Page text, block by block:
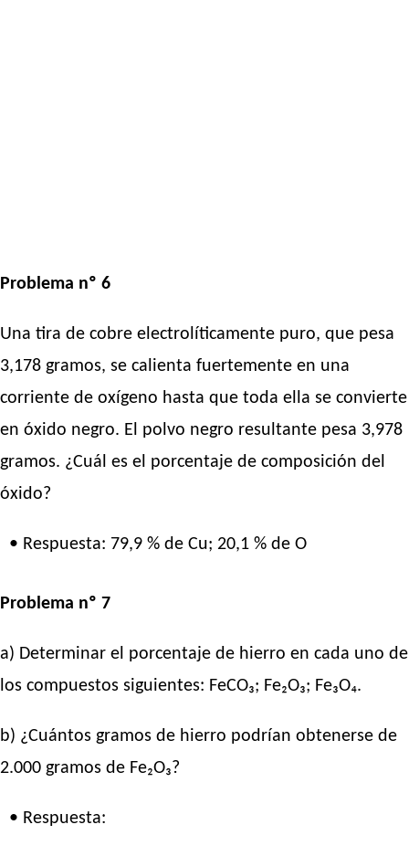
Problema nº 6
Una tira de cobre electrolíticamente puro, que pesa
3,178 gramos, se calienta fuertemente en una
corriente de oxígeno hasta que toda ella se convierte
en óxido negro. El polvo negro resultante pesa 3,978
gramos. ¿Cuál es el porcentaje de composición del
óxido?
• Respuesta: 79,9 % de Cu; 20,1 % de O
Problema nº 7
a) Determinar el porcentaje de hierro en cada uno de
los compuestos siguientes: FeCO₃; Fe₂O₃; Fe₃O₄.
b) ¿Cuántos gramos de hierro podrían obtenerse de
2.000 gramos de Fe₂O₃?
• Respuesta: